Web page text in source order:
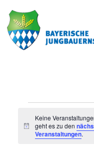
Inhalt
springen
Fußzeile
springen
für
Hinweis
Keine
geht es zu den
Veranstaltungen.